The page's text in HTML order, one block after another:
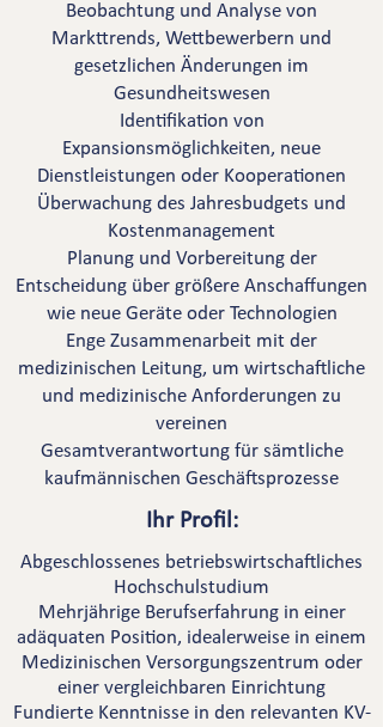
Beobachtung und Analyse von
Markttrends, Wettbewerbern und
gesetzlichen Änderungen im
Gesundheitswesen
Identifikation von
Expansionsmöglichkeiten, neue
Dienstleistungen oder Kooperationen
Überwachung des Jahresbudgets und
Kostenmanagement
Planung und Vorbereitung der
Entscheidung über größere Anschaffungen
wie neue Geräte oder Technologien
Enge Zusammenarbeit mit der
medizinischen Leitung, um wirtschaftliche
und medizinische Anforderungen zu
vereinen
Gesamtverantwortung für sämtliche
kaufmännischen Geschäftsprozesse
Ihr Profil:
Abgeschlossenes betriebswirtschaftliches
Hochschulstudium
Mehrjährige Berufserfahrung in einer
adäquaten Position, idealerweise in einem
Medizinischen Versorgungszentrum oder
einer vergleichbaren Einrichtung
Fundierte Kenntnisse in den relevanten KV-